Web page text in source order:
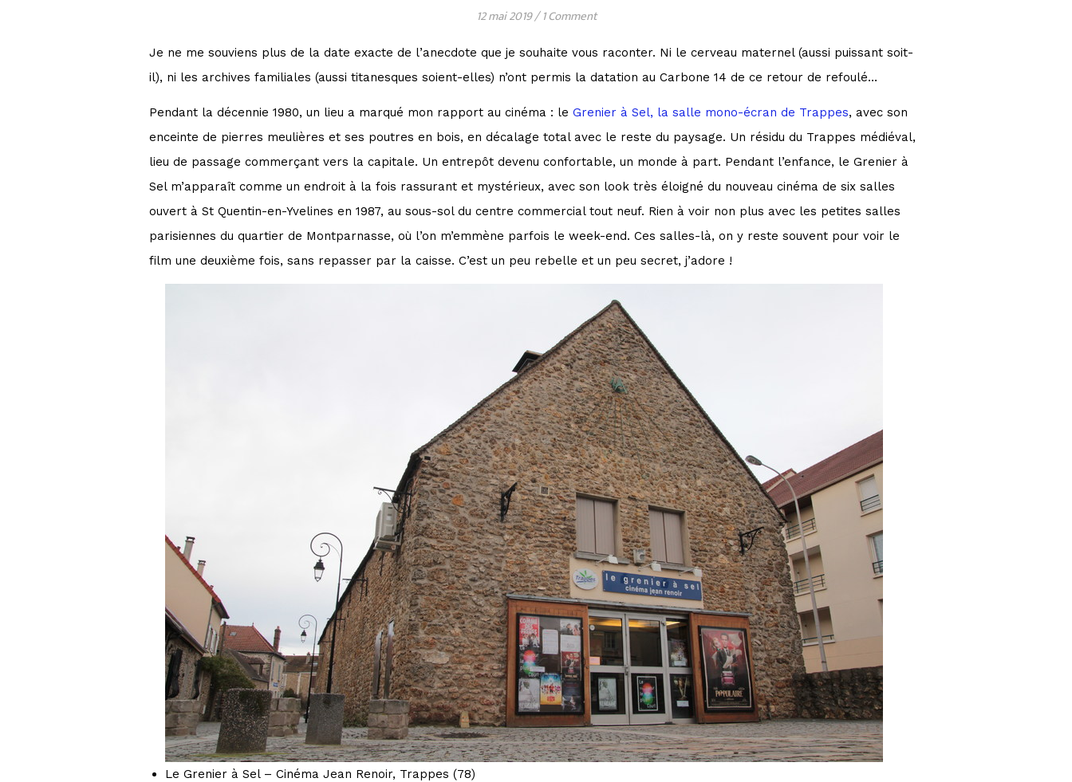
12 mai 2019/ 1 Comment
Je ne me souviens plus de la date exacte de l’anecdote que je souhaite vous raconter. Ni le cerveau maternel (aussi puissant soit-
il), ni les archives familiales (aussi titanesques soient-elles) n’ont permis la datation au Carbone 14 de ce retour de refoulé…
Pendant la décennie 1980, un lieu a marqué mon rapport au cinéma : le Grenier à Sel, la salle mono-écran de Trappes, avec son
enceinte de pierres meulières et ses poutres en bois, en décalage total avec le reste du paysage. Un résidu du Trappes médiéval,
lieu de passage commerçant vers la capitale. Un entrepôt devenu confortable, un monde à part. Pendant l’enfance, le Grenier à
Sel m’apparaît comme un endroit à la fois rassurant et mystérieux, avec son look très éloigné du nouveau cinéma de six salles
ouvert à St Quentin-en-Yvelines en 1987, au sous-sol du centre commercial tout neuf. Rien à voir non plus avec les petites salles
parisiennes du quartier de Montparnasse, où l’on m’emmène parfois le week-end. Ces salles-là, on y reste souvent pour voir le
film une deuxième fois, sans repasser par la caisse. C’est un peu rebelle et un peu secret, j’adore !
Le Grenier à Sel – Cinéma Jean Renoir, Trappes (78)